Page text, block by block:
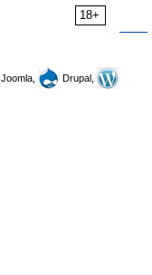
18+
Joomla,
Drupal,